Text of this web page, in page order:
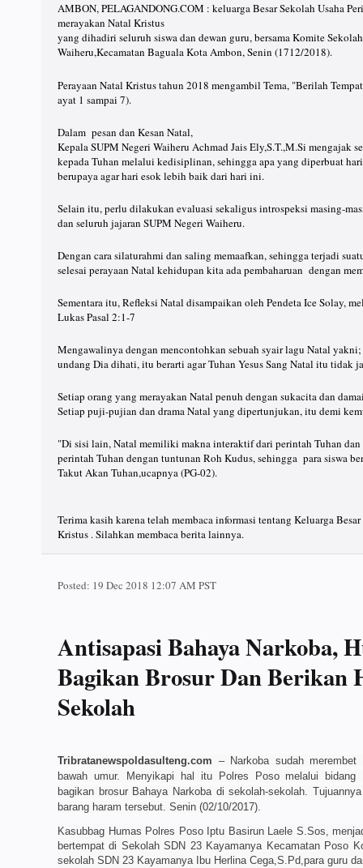
AMBON, PELAGANDONG.COM : keluarga Besar Sekolah Usaha
merayakan Natal Kristus
yang dihadiri seluruh siswa dan dewan guru, bersama Komite
Waiheru,Kecamatan Baguala Kota Ambon, Senin (1712/2018).
Perayaan Natal Kristus tahun 2018 mengambil Tema, "Berilah
ayat 1 sampai 7).
Dalam pesan dan Kesan Natal,
Kepala SUPM Negeri Waiheru Achmad Jais Ely,S.T.,M.Si mengajak
kepada Tuhan melalui kedisiplinan, sehingga apa yang diperbuat
berupaya agar hari esok lebih baik dari hari ini.
Selain itu, perlu dilakukan evaluasi sekaligus introspeksi masing-
dan seluruh jajaran SUPM Negeri Waiheru.
Dengan cara silaturahmi dan saling memaafkan, sehingga terjadi
selesai perayaan Natal kehidupan kita ada pembaharuan dengan
Sementara itu, Refleksi Natal disampaikan oleh Pendeta Ice Solay,
Lukas Pasal 2:1-7
Mengawalinya dengan mencontohkan sebuah syair lagu Natal
undang Dia dihati, itu berarti agar Tuhan Yesus Sang Natal itu tidak
Setiap orang yang merayakan Natal penuh dengan sukacita dan
Setiap puji-pujian dan drama Natal yang dipertunjukan, itu demi
"Di sisi lain, Natal memiliki makna interaktif dari perintah Tuhan
perintah Tuhan dengan tuntunan Roh Kudus, sehingga para siswa
Takut Akan Tuhan,ucapnya (PG-02).
Terima kasih karena telah membaca informasi tentang Keluarga
Kristus . Silahkan membaca berita lainnya.
Posted: 19 Dec 2018 12:07 AM PST
Antisapasi Bahaya Narkoba,
Bagikan Brosur Dan Berikan
Sekolah
Tribratanewspoldasulteng.com – Narkoba sudah
bawah umur. Menyikapi hal itu Polres Poso melalui bidang
bagikan brosur Bahaya Narkoba di sekolah-sekolah.
barang haram tersebut. Senin (02/10/2017).
Kasubbag Humas Polres Poso Iptu Basirun Laele S.Sos,
bertempat di Sekolah SDN 23 Kayamanya Kecamatan Poso
sekolah SDN 23 Kayamanya Ibu Herlina Cega,S.Pd,para guru